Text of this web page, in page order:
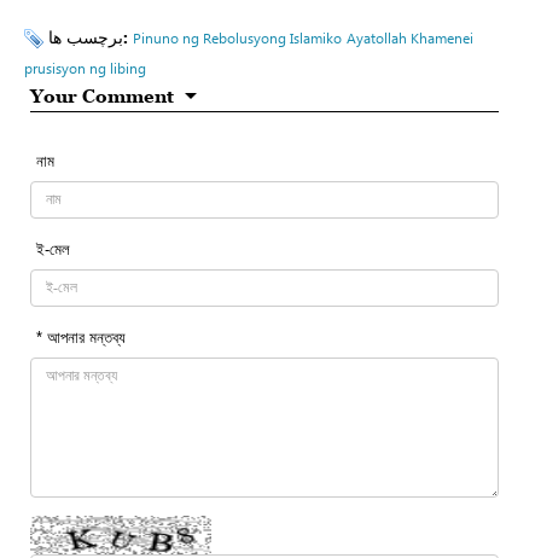
برچسب ها: Pinuno ng Rebolusyong Islamiko Ayatollah Khamenei
prusisyon ng libing
Your Comment
নাম
ই-মেল
* আপনার মন্তব্য